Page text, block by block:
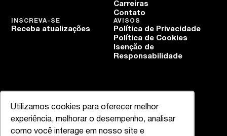
Utilizamos cookies para oferecer melhor
experiência, melhorar o desempenho, analisar
como você interage em nosso site e
Carreiras
Contato
AVISOS
Política de Privacidade
Política de Cookies
Isenção de
Responsabilidade
INSCREVA-SE
Receba atualizações